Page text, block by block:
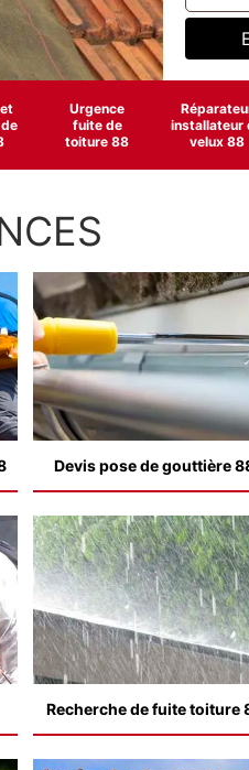
Urgence
fuite de
toiture 88
installateur
velux 88
Devis pose de gouttière
Recherche de fuite toiture